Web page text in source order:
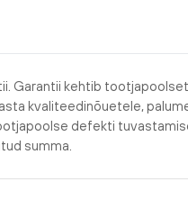
Garantii kehtib
kvaliteedinõuetele,
defekti
summa.